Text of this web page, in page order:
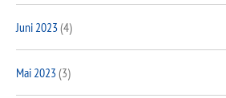
Juni 2023(4)
Mai 2023(3)